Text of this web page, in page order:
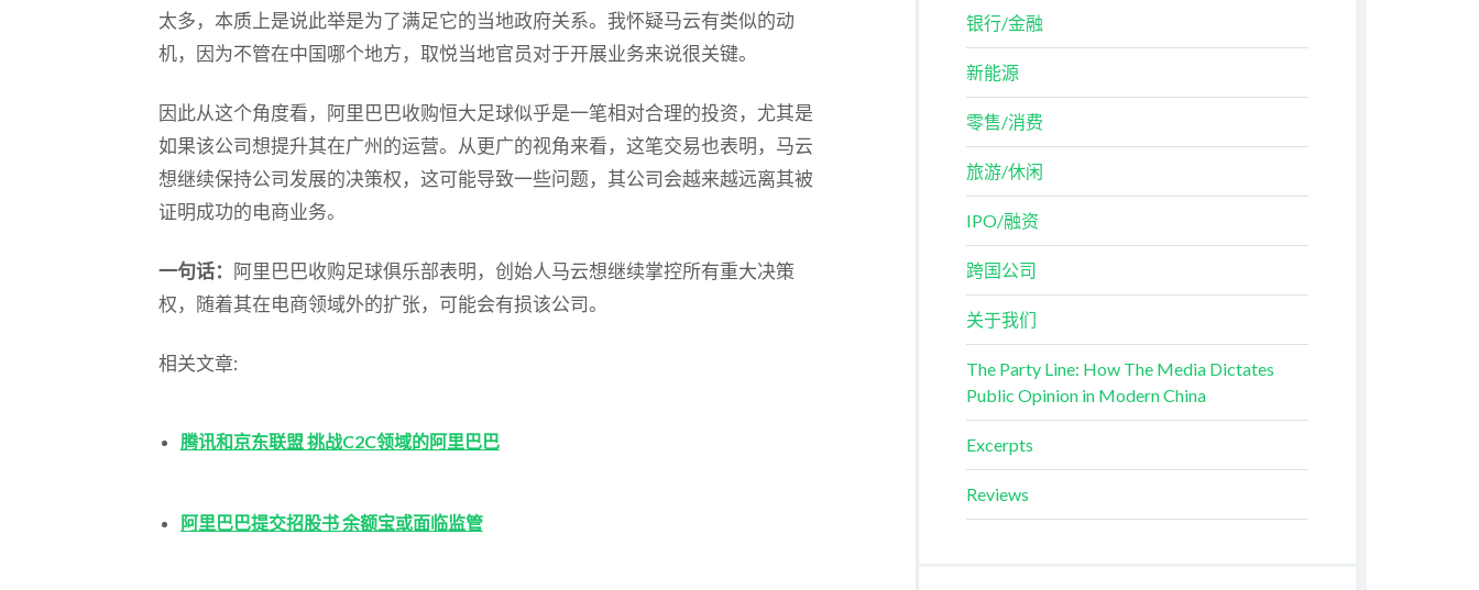
太多，本质上是说此举是为了满足它的当地政府关系。我怀疑马云有类似的动
机，因为不管在中国哪个地方，取悦当地官员对于开展业务来说很关键。
因此从这个角度看，阿里巴巴收购恒大足球似乎是一笔相对合理的投资，尤其是
如果该公司想提升其在广州的运营。从更广的视角来看，这笔交易也表明，马云
想继续保持公司发展的决策权，这可能导致一些问题，其公司会越来越远离其被
证明成功的电商业务。
一句话： 阿里巴巴收购足球俱乐部表明，创始人马云想继续掌控所有重大决策
权，随着其在电商领域外的扩张，可能会有损该公司。
相关文章:
腾讯和京东联盟 挑战C2C领域的阿里巴巴
阿里巴巴提交招股书 余额宝或面临监管
银行/金融
新能源
零售/消费
旅游/休闲
IPO/融资
跨国公司
关于我们
The Party Line: How The Media Dictates
Public Opinion in Modern China
Excerpts
Reviews